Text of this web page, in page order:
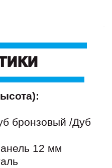
бронзовый /Дуб
12 мм